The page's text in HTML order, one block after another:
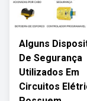
Alguns
De Segurança
Utilizados Em
Circuitos